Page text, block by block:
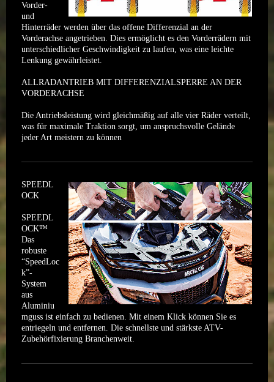
Vorder-
und
Hinterräder werden über das offene Differenzial an der
Vorderachse angetrieben. Dies ermöglicht es den Vorderrädern mit
unterschiedlicher Geschwindigkeit zu laufen, was eine leichte
Lenkung gewährleistet.
ALLRADANTRIEB MIT DIFFERENZIALSPERRE AN DER
VORDERACHSE
Die Antriebsleistung wird gleichmäßig auf alle vier Räder verteilt,
was für maximale Traktion sorgt, um anspruchsvolle Gelände
jeder Art meistern zu können
SPEEDL
OCK
SPEEDL
OCK™
Das
robuste
“SpeedLoc
k”-
System
aus
Aluminiu
mguss ist einfach zu bedienen. Mit einem Klick können Sie es
entriegeln und entfernen. Die schnellste und stärkste ATV-
Zubehörfixierung Branchenweit.